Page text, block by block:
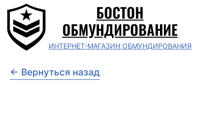
БОСТОН
ОБМУНДИРОВАНИЕ
ИНТЕРНЕТ-МАГАЗИН ОБМУНДИРОВАНИЯ
← Вернуться назад